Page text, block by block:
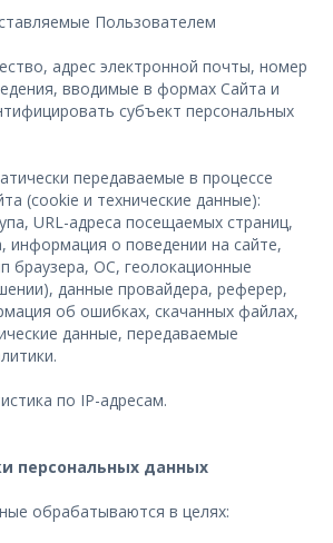
Пользователем
адрес электронной почты, номер
вводимые в формах Сайта и
субъект персональных
передаваемые в процессе
(cookie и технические данные):
URL-адреса посещаемых страниц,
информация о поведении на сайте,
браузера, ОС, геолокационные
данные провайдера, реферер,
об ошибках, скачанных файлах,
данные, передаваемые
по IP-адресам.
персональных данных
обрабатываются в целях: